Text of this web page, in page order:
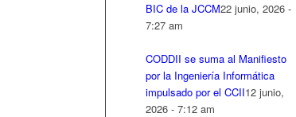
BIC de la JCCM22 junio, 2026 -
7:27 am
CODDII se suma al Manifiesto
por la Ingeniería Informática
impulsado por el CCII12 junio,
2026 - 7:12 am